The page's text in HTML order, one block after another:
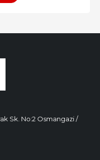
Sk. No:2 Osmangazi /